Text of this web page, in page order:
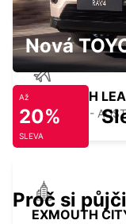
EXMOUTH
EXMOUTH -
EXMOUTH
Nová
Až
20%
SLEVA
Proč si